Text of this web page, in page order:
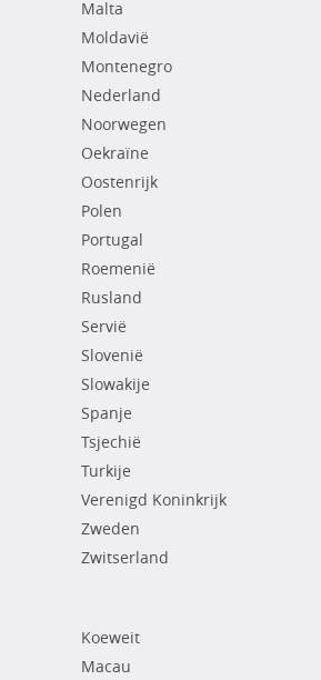
Malta
Moldavië
Montenegro
Nederland
Noorwegen
Oekraïne
Oostenrijk
Polen
Portugal
Roemenië
Rusland
Servië
Slovenië
Slowakije
Spanje
Tsjechië
Turkije
Verenigd Koninkrijk
Zweden
Zwitserland
Koeweit
Macau